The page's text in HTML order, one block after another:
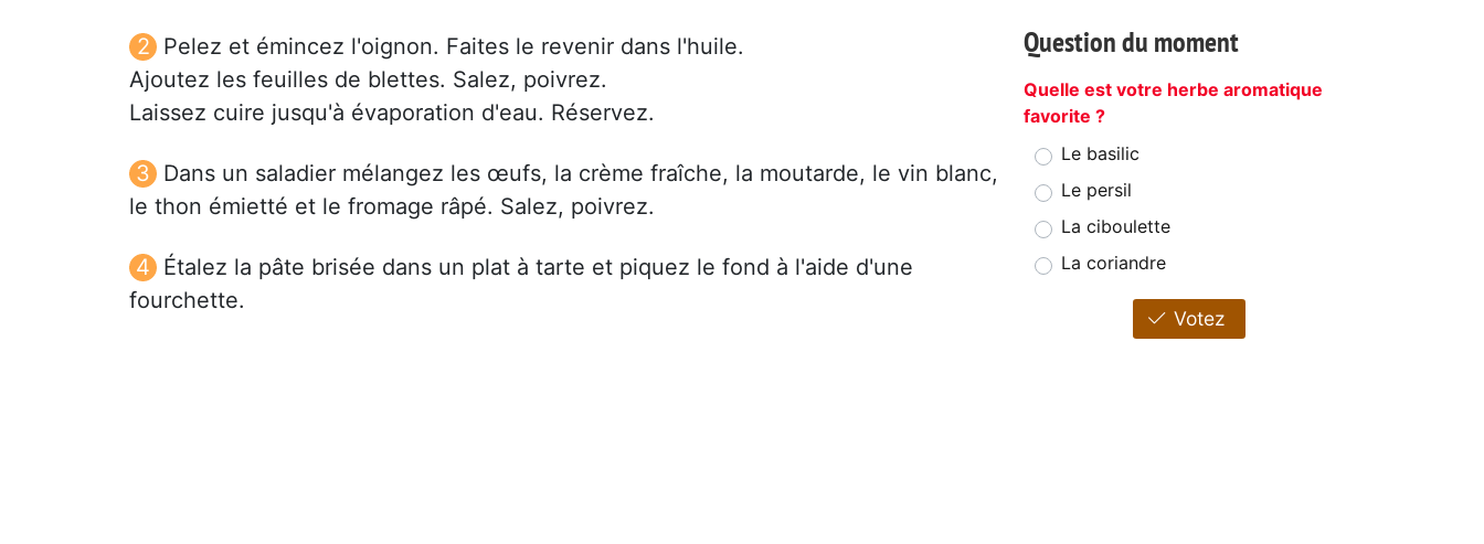
Pelez et émincez l'oignon. Faites le revenir dans l'huile.
Ajoutez les feuilles de blettes. Salez, poivrez.
Laissez cuire jusqu'à évaporation d'eau. Réservez.
Dans un saladier mélangez les œufs, la crème fraîche, la moutarde, le vin blanc,
le thon émietté et le fromage râpé. Salez, poivrez.
Étalez la pâte brisée dans un plat à tarte et piquez le fond à l'aide d'une
fourchette.
Question du moment
Quelle est votre herbe aromatique
favorite ?
Le basilic
Le persil
La ciboulette
La coriandre
Votez